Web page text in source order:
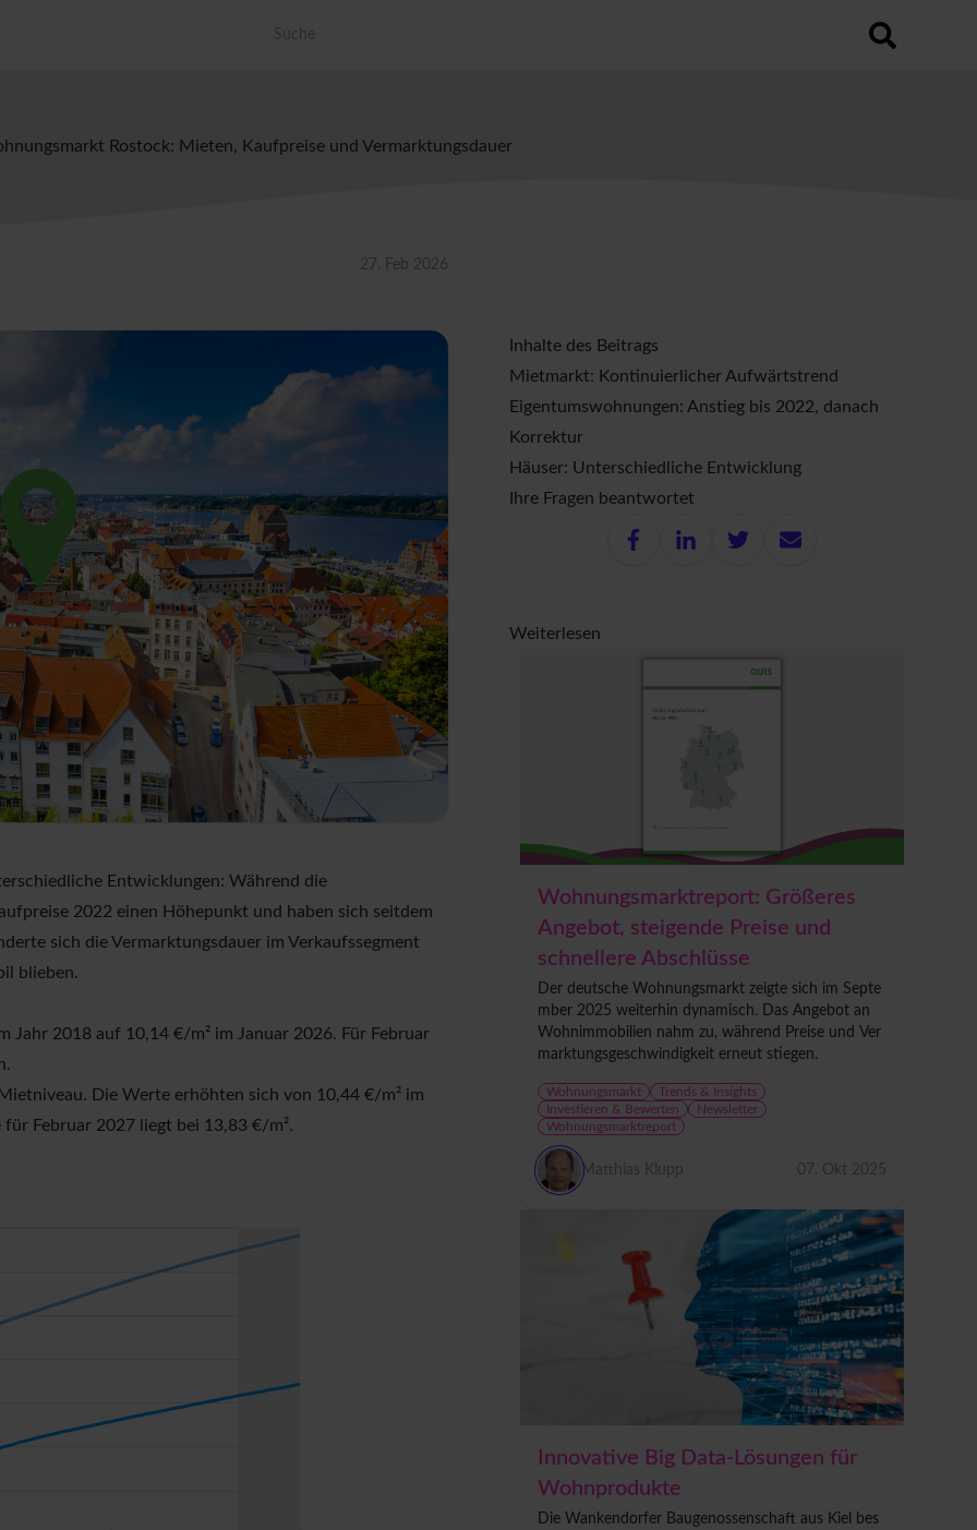
Rostock: Mieten, Kaufpreise und Vermarktungsdauer
27. Feb 2026
Inhalte des Beitrags
Mietmarkt: Kontinuierlicher Aufwärtstrend
Eigentumswohnungen: Anstieg bis 2022, danach
Korrektur
Häuser: Unterschiedliche Entwicklung
Ihre Fragen beantwortet
Weiterlesen
Wohnungsmarktreport: Größeres
Angebot, steigende Preise und
schnellere Abschlüsse
Der deutsche Wohnungsmarkt zeigte sich im Septe
mber 2025 weiterhin dynamisch. Das Angebot an
Wohnimmobilien nahm zu, während Preise und Ver
marktungsgeschwindigkeit erneut stiegen.
Wohnungsmarkt
Trends & Insights
Investieren & Bewerten
Newsletter
Wohnungsmarktreport
Matthias Klupp 07. Okt 2025
Innovative Big Data-Lösungen für
Wohnprodukte
Die Wankendorfer Baugenossenschaft aus Kiel bes
Entwicklungen: Während die
2022 einen Höhepunkt und haben sich seitdem
sich die Vermarktungsdauer im Verkaufssegment
blieben.
Jahr 2018 auf 10,14 €/m² im Januar 2026. Für Februar
Die Werte erhöhten sich von 10,44 €/m² im
Februar 2027 liegt bei 13,83 €/m².